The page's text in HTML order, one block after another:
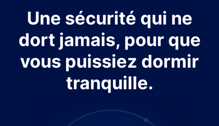
Une sécurité qui ne
dort jamais, pour que
vous puissiez dormir
tranquille.